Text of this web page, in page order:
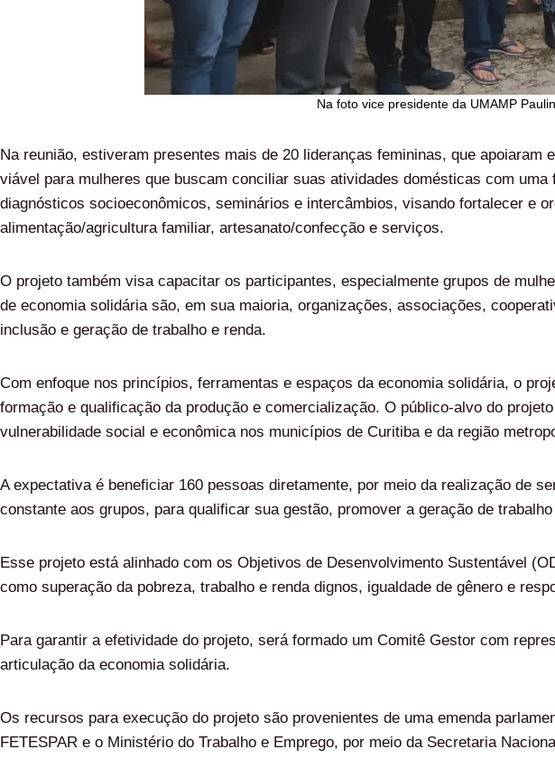
Na foto vice presidente da UMAMP
Na reunião, estiveram presentes mais de 20 lideranças femininas, que
viável para mulheres que buscam conciliar suas atividades domésticas com
diagnósticos socioeconômicos, seminários e intercâmbios, visando fortalecer e
alimentação/agricultura familiar, artesanato/confecção e serviços.
O projeto também visa capacitar os participantes, especialmente grupos de
de economia solidária são, em sua maioria, organizações, associações,
inclusão e geração de trabalho e renda.
Com enfoque nos princípios, ferramentas e espaços da economia solidária, o
formação e qualificação da produção e comercialização. O público-alvo do
vulnerabilidade social e econômica nos municípios de Curitiba e da região
A expectativa é beneficiar 160 pessoas diretamente, por meio da realização de
constante aos grupos, para qualificar sua gestão, promover a geração de
Esse projeto está alinhado com os Objetivos de Desenvolvimento Sustentável
como superação da pobreza, trabalho e renda dignos, igualdade de gênero e
Para garantir a efetividade do projeto, será formado um Comitê Gestor com
articulação da economia solidária.
Os recursos para execução do projeto são provenientes de uma emenda
FETESPAR e o Ministério do Trabalho e Emprego, por meio da Secretaria